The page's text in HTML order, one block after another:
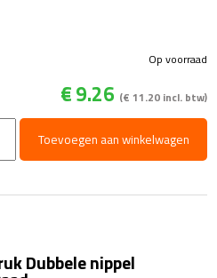
€9.26 (€ 11.20incl. btw)
Op voorraad
Toevoegen aan winkelwagen
Dubbele nippel